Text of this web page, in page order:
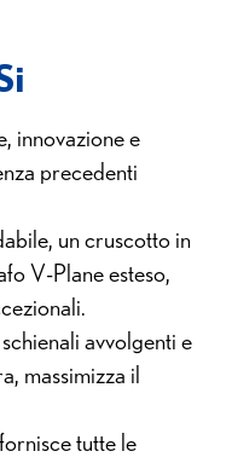
innovazione e
precedenti
un cruscotto in
V-Plane esteso,
avvolgenti e
massimizza il
tutte le